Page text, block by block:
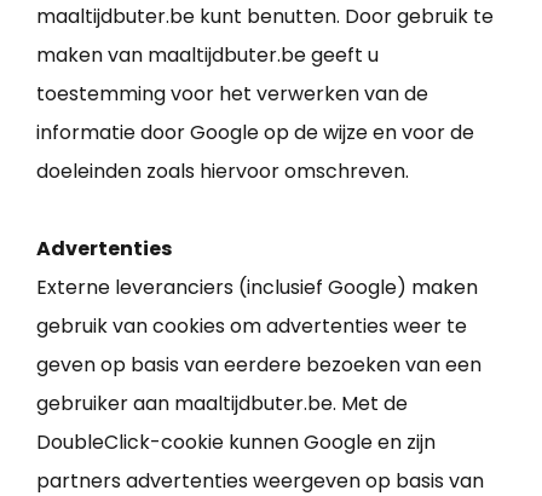
maaltijdbuter.be kunt benutten. Door gebruik te
maken van maaltijdbuter.be geeft u
toestemming voor het verwerken van de
informatie door Google op de wijze en voor de
doeleinden zoals hiervoor omschreven.
Advertenties
Externe leveranciers (inclusief Google) maken
gebruik van cookies om advertenties weer te
geven op basis van eerdere bezoeken van een
gebruiker aan maaltijdbuter.be. Met de
DoubleClick-cookie kunnen Google en zijn
partners advertenties weergeven op basis van